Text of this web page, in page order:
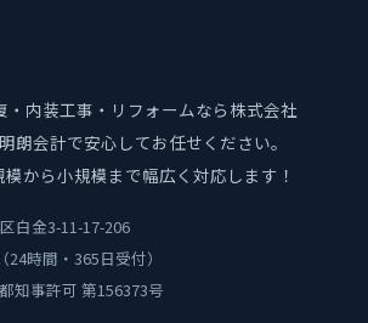
・内装工事・リフォームなら株式会社
朗会計で安心してお任せください。
から小規模まで幅広く対応します！
白金3-11-17-206
（24時間・365日受付）
知事許可 第156373号